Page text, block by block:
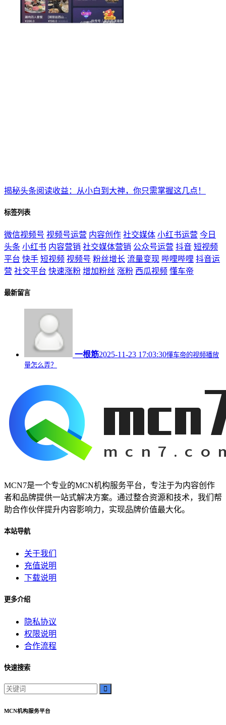
揭秘头条阅读收益：从小白到大神，你只需掌握这几点！
标签列表
微信视频号 视频号运营 内容创作 社交媒体 小红书运营 今日
头条 小红书 内容营销 社交媒体营销 公众号运营 抖音 短视频
平台 快手 短视频 视频号 粉丝增长 流量变现 哔哩哔哩 抖音运
营 社交平台 快速涨粉 增加粉丝 涨粉 西瓜视频 懂车帝
最新留言
一根筋2025-11-23 17:03:30懂车帝的视频播放
量怎么弄？
MCN7是一个专业的MCN机构服务平台，专注于为内容创作
者和品牌提供一站式解决方案。通过整合资源和技术，我们帮
助合作伙伴提升内容影响力，实现品牌价值最大化。
本站导航
关于我们
充值说明
下载说明
更多介绍
隐私协议
权限说明
合作流程
快速搜索
MCN机构服务平台